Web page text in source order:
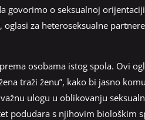
govorimo o seksualnoj
za heteroseksualne
osobama istog spola. Ovi
traži ženu”, kako bi jasno
ulogu u oblikovanju
podudara s njihovim biološkim